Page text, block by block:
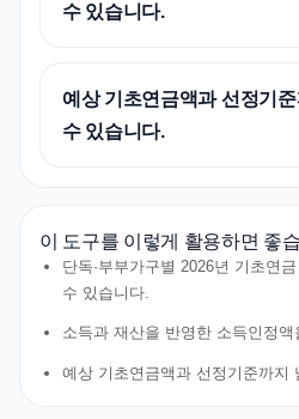
수 있습니다.
예상 기초연금액과 선정기
수 있습니다.
이 도구를 이렇게 활용하면 좋
단독·부부가구별 2026년 기초연
수 있습니다.
소득과 재산을 반영한 소득인정
예상 기초연금액과 선정기준까지